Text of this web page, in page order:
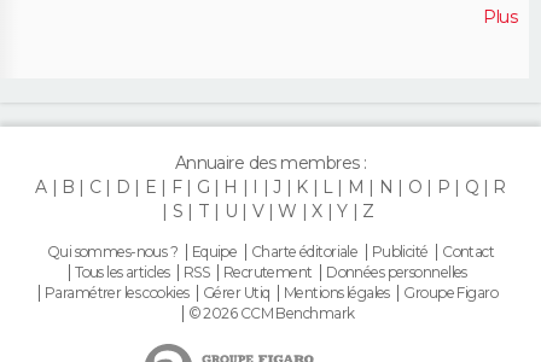
Plus
Annuaire des membres :
A
B C D E F G H I J K L M N O P Q
R
S
T U V W X Y Z
Qui sommes-nous ? Equipe Charte éditoriale Publicité
Contact
Tous les articles
RSS Recrutement
Données personnelles
Paramétrer les cookies
Gérer Utiq Mentions légales
Groupe Figaro
© 2026 CCM Benchmark